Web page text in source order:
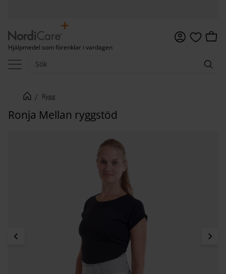
Hjälpmedel som förenklar i vardagen
Favoriter
Rygg
Ronja Mellan ryggstöd